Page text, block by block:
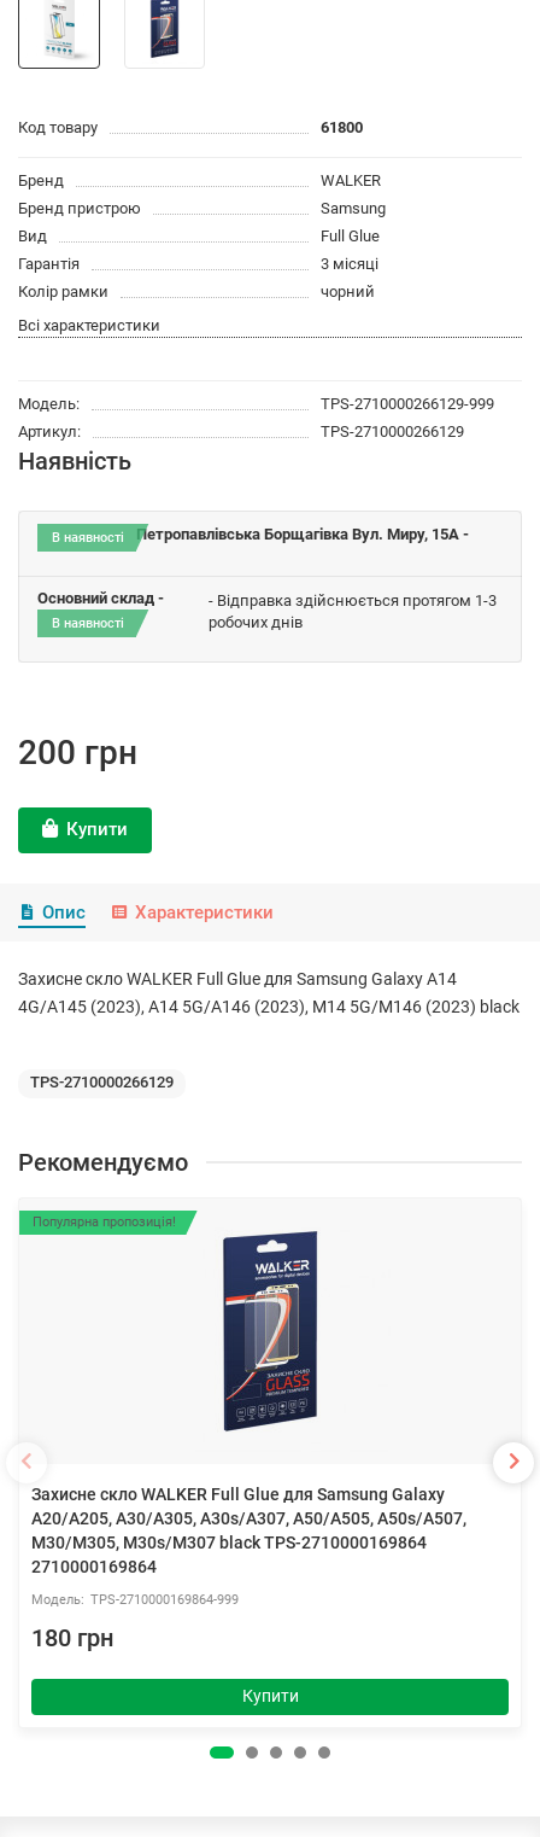
Код товару 61800
Бренд
WALKER
Бренд пристрою
Samsung
Вид
Full Glue
Гарантія
3 місяці
Колір рамки
чорний
Всі характеристики
Модель:
TPS-2710000266129-999
Артикул:
TPS-2710000266129
Наявність
Петропавлівська Борщагівка Вул. Миру, 15A -
В наявності
Основний склад -
В наявності
- Відправка здійснюється протягом 1-3
робочих днів
200 грн
Купити
Опис Характеристики
Захисне скло WALKER Full Glue для Samsung Galaxy A14
4G/A145 (2023), A14 5G/A146 (2023), M14 5G/M146 (2023) black
TPS-2710000266129
Рекомендуємо
Популярна пропозиція!
Захисне скло WALKER Full Glue для Samsung Galaxy
A20/A205, A30/A305, A30s/A307, A50/A505, A50s/A507,
M30/M305, M30s/M307 black TPS-2710000169864
2710000169864
TPS-2710000169864-999
180 грн
Купити